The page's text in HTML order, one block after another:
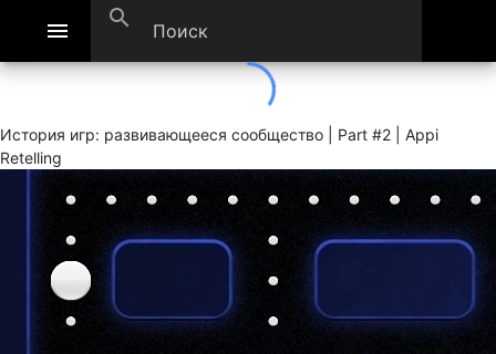
menu search
История игр: развивающееся сообщество | Part #2 | Appi
Retelling